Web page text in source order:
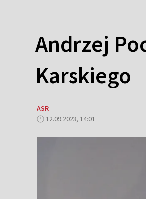
Andrzej
Karskiego
ASR
12.09.2023, 14:01